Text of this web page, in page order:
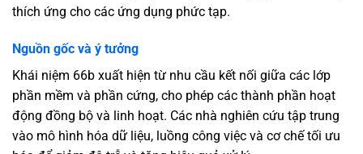
thích ứng cho các ứng dụng phức tạp.
Nguồn gốc và ý tưởng
Khái niệm 66b xuất hiện từ nhu cầu kết nối giữa các lớp
phần mềm và phần cứng, cho phép các thành phần hoạt
động đồng bộ và linh hoạt. Các nhà nghiên cứu tập trung
vào mô hình hóa dữ liệu, luồng công việc và cơ chế tối ưu